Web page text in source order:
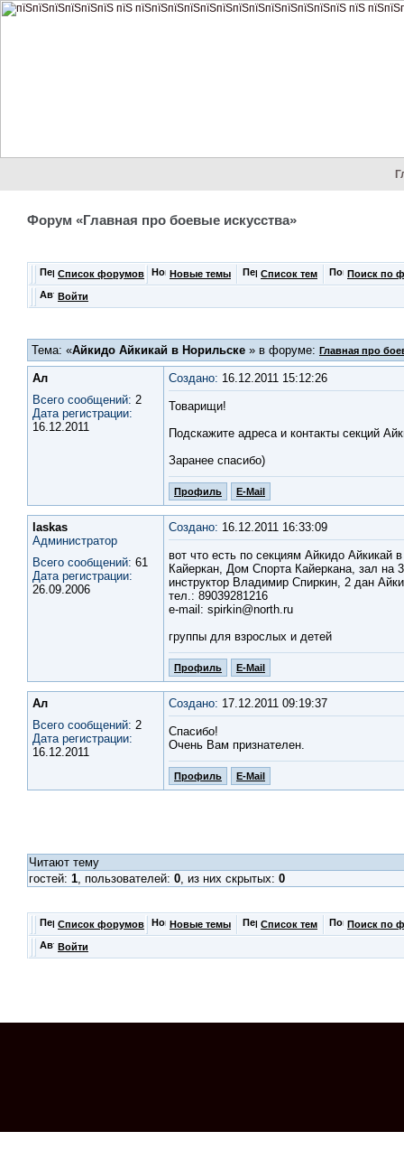
Форум «Главная про боевые искусства»
Список форумов Новые темы Список тем Поиск по
Войти
Тема: «Айкидо Айкикай в Норильске » в форуме: Главная про
Ал
Всего сообщений: 2
Дата регистрации:
16.12.2011
Создано: 16.12.2011 15:12:26
Товарищи!
Подскажите адреса и контакты секций
Заранее спасибо)
Профиль E-Mail
laskas
Администратор
Всего сообщений: 61
Дата регистрации:
26.09.2006
Создано: 16.12.2011 16:33:09
вот что есть по секциям Айкидо Айкикай
Кайеркан, Дом Спорта Кайеркана, зал на
инструктор Владимир Спиркин, 2 дан
тел.: 89039281216
e-mail: spirkin@north.ru
группы для взрослых и детей
Профиль E-Mail
Ал
Всего сообщений: 2
Дата регистрации:
16.12.2011
Создано: 17.12.2011 09:19:37
Спасибо!
Очень Вам признателен.
Профиль E-Mail
Читают тему
гостей: 1, пользователей: 0, из них скрытых: 0
Список форумов Новые темы Список тем Поиск по
Войти